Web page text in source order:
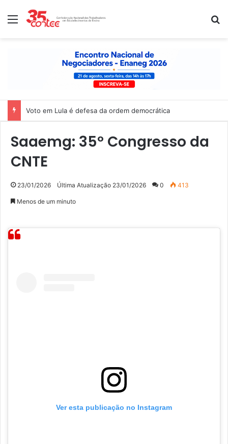
Menu
Voto em Lula é defesa da ordem democrática
Saaemg: 35º Congresso da
CNTE
23/01/2026 Última Atualização 23/01/2026 0 413
Menos de um minuto
Ver esta publicação no Instagram